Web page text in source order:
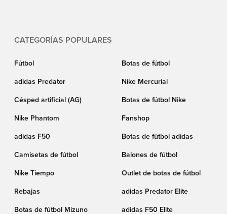
CATEGORÍAS POPULARES
Fútbol Botas de fútbol
adidas Predator Nike Mercurial
Césped artificial (AG) Botas de fútbol Nike
Nike Phantom Fanshop
adidas F50 Botas de fútbol adidas
Camisetas de fútbol Balones de fútbol
Nike Tiempo Outlet de botas de fútbol
Rebajas adidas Predator Elite
Botas de fútbol Mizuno adidas F50 Elite